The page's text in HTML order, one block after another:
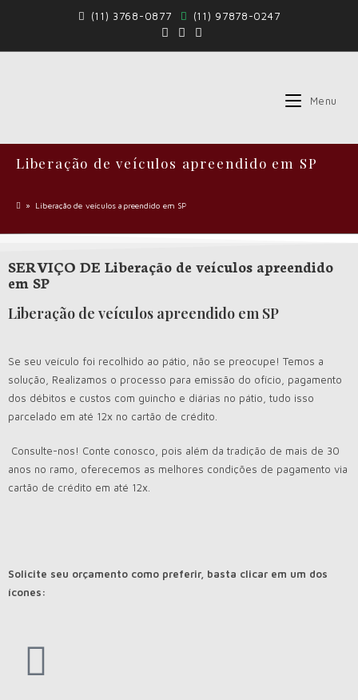
(11) 3768-0877 (11) 97878-0247
Menu
Liberação de veículos apreendido em SP
» Liberação de veículos apreendido em SP
SERVIÇO DE Liberação de veículos apreendido
em SP
Liberação de veículos apreendido em SP
Se seu veículo foi recolhido ao pátio, não se preocupe! Temos a
solução, Realizamos o processo para emissão do ofício, pagamento
dos débitos e custos com guincho e diárias no pátio, tudo isso
parcelado em até 12x no cartão de crédito.
Consulte-nos! Conte conosco, pois além da tradição de mais de 30
anos no ramo, oferecemos as melhores condições de pagamento via
cartão de crédito em até 12x.
Solicite seu orçamento como preferir, basta clicar em um dos
ícones: